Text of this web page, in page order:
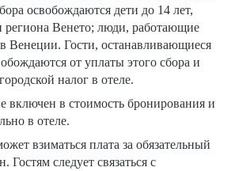
освобождаются дети до 14 лет,
Венето; люди, работающие
Венеции. Гости, останавливающиеся
от уплаты этого сбора и
налог в отеле.
включен в стоимость бронирования и
в отеле.
взиматься плата за обязательный
следует связаться с